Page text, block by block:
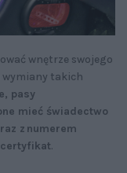
wnętrze swojego
wymiany takich
pasy
mieć świadectwo
z numerem
.